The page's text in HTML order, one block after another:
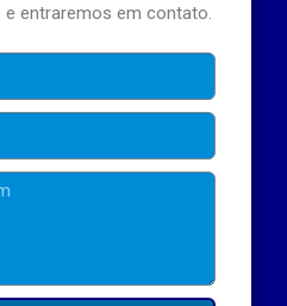
entraremos em contato.